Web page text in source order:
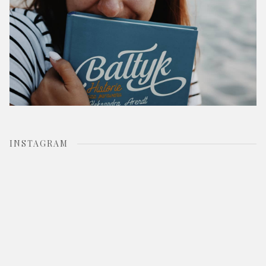
INSTAGRAM